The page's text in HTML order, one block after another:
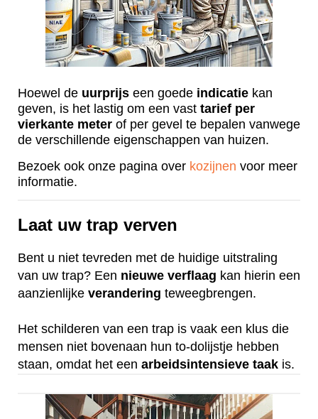
Hoewel de uurprijs een goede indicatie kan
geven, is het lastig om een vast tarief per
vierkante meter of per gevel te bepalen vanwege
de verschillende eigenschappen van huizen.
Bezoek ook onze pagina over kozijnen voor meer
informatie.
Laat uw trap verven
Bent u niet tevreden met de huidige uitstraling
van uw trap? Een nieuwe verflaag kan hierin een
aanzienlijke verandering teweegbrengen.
Het schilderen van een trap is vaak een klus die
mensen niet bovenaan hun to-dolijstje hebben
staan, omdat het een arbeidsintensieve taak is.